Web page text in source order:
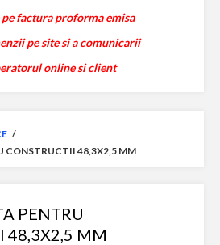
pe factura proforma emisa
pe site si a comunicarii
online si client
/
CONSTRUCTII 48,3X2,5 MM
PENTRU
48,3X2,5 MM